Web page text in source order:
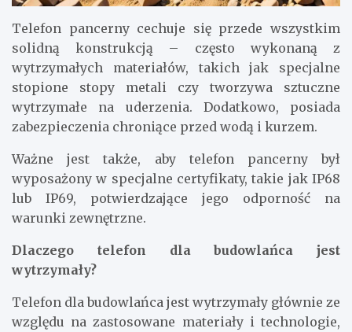
Telefon pancerny cechuje się przede wszystkim
solidną konstrukcją – często wykonaną z
wytrzymałych materiałów, takich jak specjalne
stopione stopy metali czy tworzywa sztuczne
wytrzymałe na uderzenia. Dodatkowo, posiada
zabezpieczenia chroniące przed wodą i kurzem.
Ważne jest także, aby telefon pancerny był
wyposażony w specjalne certyfikaty, takie jak IP68
lub IP69, potwierdzające jego odporność na
warunki zewnętrzne.
Dlaczego telefon dla budowlańca jest
wytrzymały?
Telefon dla budowlańca jest wytrzymały głównie ze
względu na zastosowane materiały i technologie,